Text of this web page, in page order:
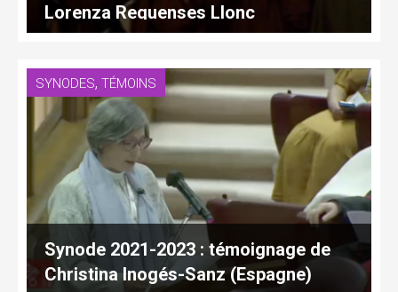
Lorenza Requenses Llonc
SYNODES, TÉMOINS
Synode 2021-2023 : témoignage de
Christina Inogés-Sanz (Espagne)